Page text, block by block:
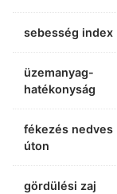
sebesség index
üzemanyag-
hatékonyság
fékezés nedves
úton
gördülési zaj